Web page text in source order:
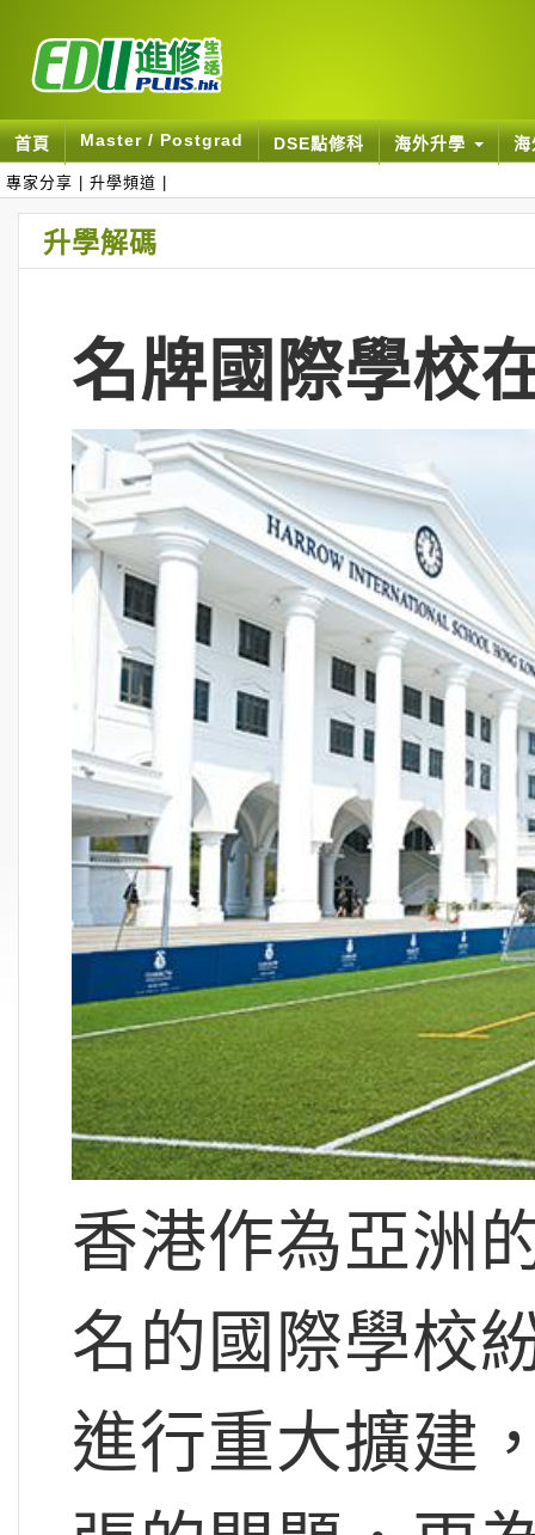
首頁 Master / Postgrad DSE點修科 海外升學
專家分享 升學頻道
升學解碼
名牌國際學校
香港作為亞洲
名的國際學校
進行重大擴建